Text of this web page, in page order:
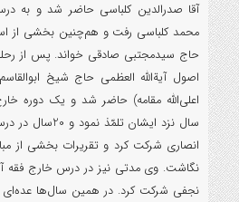
آقا صدرالدین کلباسی حاضر شد و به
محمد کلباسی رفت و هم‌چنین بخشی از
حاج سیدمجتبی صادقی خواند. پس از
اصول آیةالله العظمی حاج شیخ
اعلی‌الله مقامه) حاضر شد و یک دوره
سال نزد ایشان
انصاری شرکت کرد و تقریرات بخشی از
نگاشت. وی مدتی نیز در درس خارج فقه
نجفی شرکت کرد. در همین سال‌ها